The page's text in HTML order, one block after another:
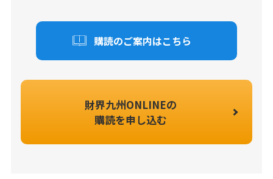
購読のご案内はこちら
財界九州ONLINEの
購読を申し込む